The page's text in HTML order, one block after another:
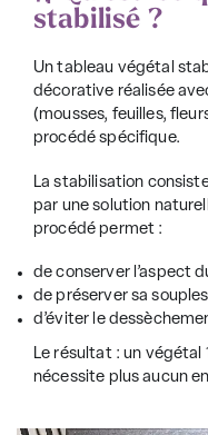
stabilisé ?
Un tableau végétal
décorative réalisée
(mousses, feuilles,
procédé spécifique.
La stabilisation
par une solution
procédé permet :
de conserver l’aspect
de préserver sa
d’éviter le
Le résultat : un végétal
nécessite plus aucun